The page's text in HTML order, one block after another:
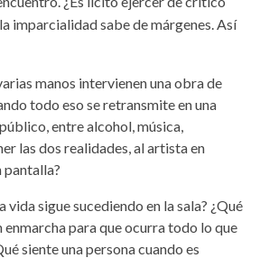
imparcialidad sabe de márgenes. Así
manos intervienen una obra de
todo eso se retransmite en una
entre alcohol, música,
las dos realidades, al artista en
pantalla?
vida sigue sucediendo en la sala? ¿Qué
enmarcha para que ocurra todo lo que
siente una persona cuando es